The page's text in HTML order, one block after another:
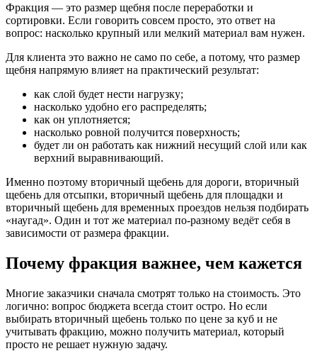
Фракция — это размер щебня после переработки и
сортировки. Если говорить совсем просто, это ответ на
вопрос: насколько крупный или мелкий материал вам нужен.
Для клиента это важно не само по себе, а потому, что размер
щебня напрямую влияет на практический результат:
как слой будет нести нагрузку;
насколько удобно его распределять;
как он уплотняется;
насколько ровной получится поверхность;
будет ли он работать как нижний несущий слой или как
верхний выравнивающий.
Именно поэтому вторичный щебень для дороги, вторичный
щебень для отсыпки, вторичный щебень для площадки и
вторичный щебень для временных проездов нельзя подбирать
«наугад». Один и тот же материал по-разному ведёт себя в
зависимости от размера фракции.
Почему фракция важнее, чем кажется
Многие заказчики сначала смотрят только на стоимость. Это
логично: вопрос бюджета всегда стоит остро. Но если
выбирать вторичный щебень только по цене за куб и не
учитывать фракцию, можно получить материал, который
просто не решает нужную задачу.